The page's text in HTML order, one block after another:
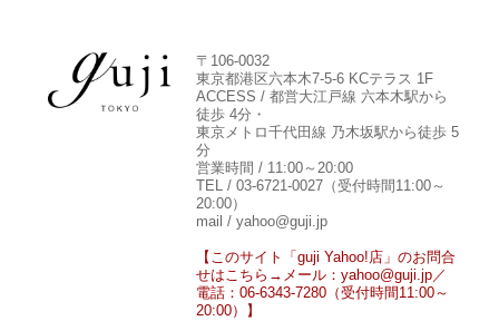
〒106-0032
東京都港区六本木7-5-6 KCテラス 1F
ACCESS / 都営大江戸線 六本木駅から
徒歩 4分・
東京メトロ千代田線 乃木坂駅から徒歩 5
分
営業時間 / 11:00～20:00
TEL / 03-6721-0027（受付時間11:00～
20:00）
mail / yahoo@guji.jp
【このサイト「guji Yahoo!店」のお問合
せはこちら→メール：yahoo@guji.jp／
電話：06-6343-7280（受付時間11:00～
20:00）】